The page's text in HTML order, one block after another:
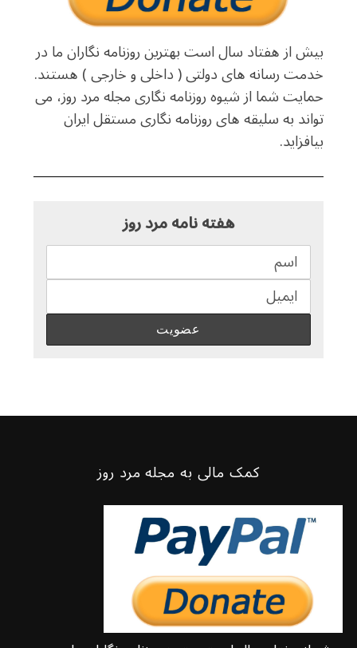
بیش از هفتاد سال است بهترین روزنامه نگاران ما در
خدمت رسانه های دولتی ( داخلی و خارجی ) هستند.
حمایت شما از شیوه روزنامه نگاری مجله مرد روز، می
تواند به سلیقه های روزنامه نگاری مستقل ایران
بیافزاید.
هفته نامه مرد روز
کمک مالی به مجله مرد روز